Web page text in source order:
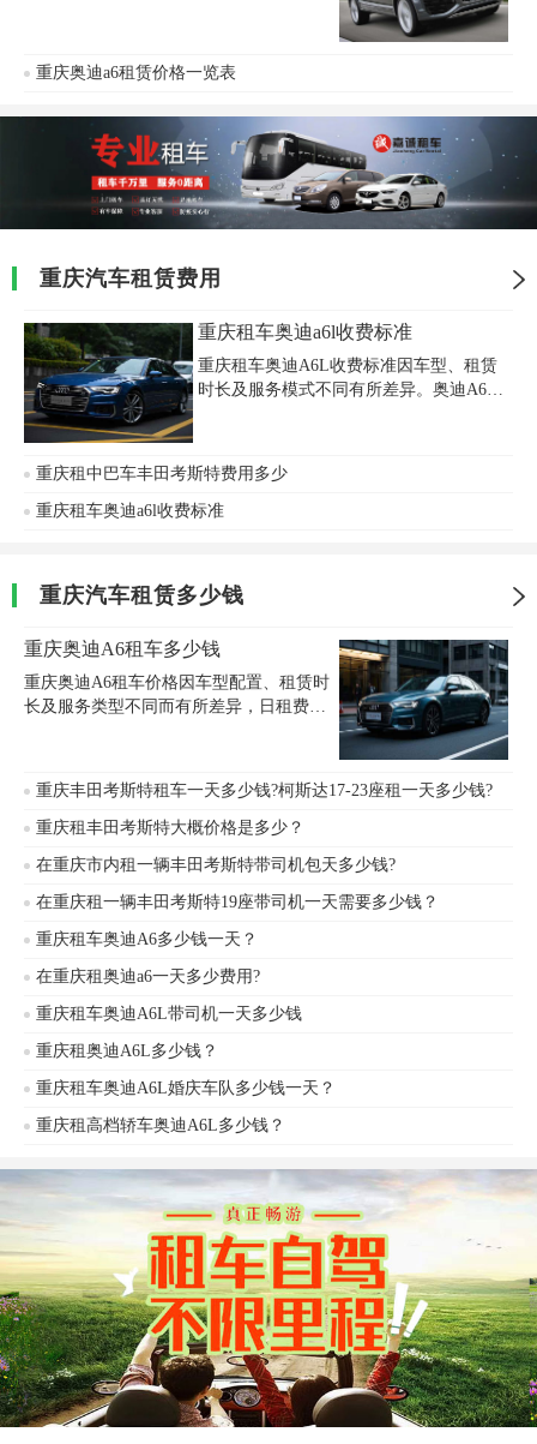
多少钱，重庆奥迪a6租赁价格一览表。
重庆奥迪a6租赁价格一览表
重庆汽车租赁费用
重庆租车奥迪a6l收费标准
重庆租车奥迪A6L收费标准因车型、租赁
时长及服务模式不同有所差异。奥迪A6L
华版或运动版（如SQ5/SQ6）日租可达500
元以上。若选择带司机服务，费用通常增
加至800元/天（含8小时300公里），超时
元，基础保险费100元/天，部分公司收取
35元手续费。旅游旺季或节假日价格可能
重庆租中巴车丰田考斯特费用多少
重庆租车奥迪a6l收费标准
重庆汽车租赁多少钱
重庆奥迪A6租车多少钱
重庆奥迪A6租车价格因车型配置、租赁时
长及服务类型不同而有所差异，日租费用
支付押金10000元，而婚车租赁同样价格为
600元/天（含8小时50公里），超时费每小
时50元、超公里费每公里2元。若选择配驾
及保险。长租更优惠，月租价格7000-
12000元，半年租赁费用约6-7万元。重庆
A6L车型，涵盖商务接待、婚庆用车等场
景，车辆均配备高额保险及定
重庆丰田考斯特租车一天多少钱?柯斯达17-23座租一天多少钱?
重庆租丰田考斯特大概价格是多少？
在重庆市内租一辆丰田考斯特带司机包天多少钱?
在重庆租一辆丰田考斯特19座带司机一天需要多少钱？
重庆租车奥迪A6多少钱一天？
在重庆租奥迪a6一天多少费用?
重庆租车奥迪A6L带司机一天多少钱
重庆租奥迪A6L多少钱？
重庆租车奥迪A6L婚庆车队多少钱一天？
重庆租高档轿车奥迪A6L多少钱？